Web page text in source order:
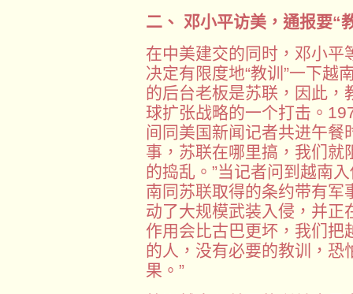
二、 邓小平访美，通报要“
在中美建交的同时，邓小平
决定有限度地“教训”一下越
的后台老板是苏联，因此，
球扩张战略的一个打击。
间同美国新闻记者共进午餐
事，苏联在哪里搞，我们就
的捣乱。”当记者问到越南
南同苏联取得的条约带有军
动了大规模武装入侵，并正
作用会比古巴更坏，我们把
的人，没有必要的教训，恐
果。”